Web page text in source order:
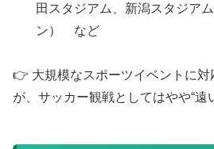
田スタジアム、新潟スタジア
ン） など
👉 大規模なスポーツイベントに対
が、サッカー観戦としてはやや“遠